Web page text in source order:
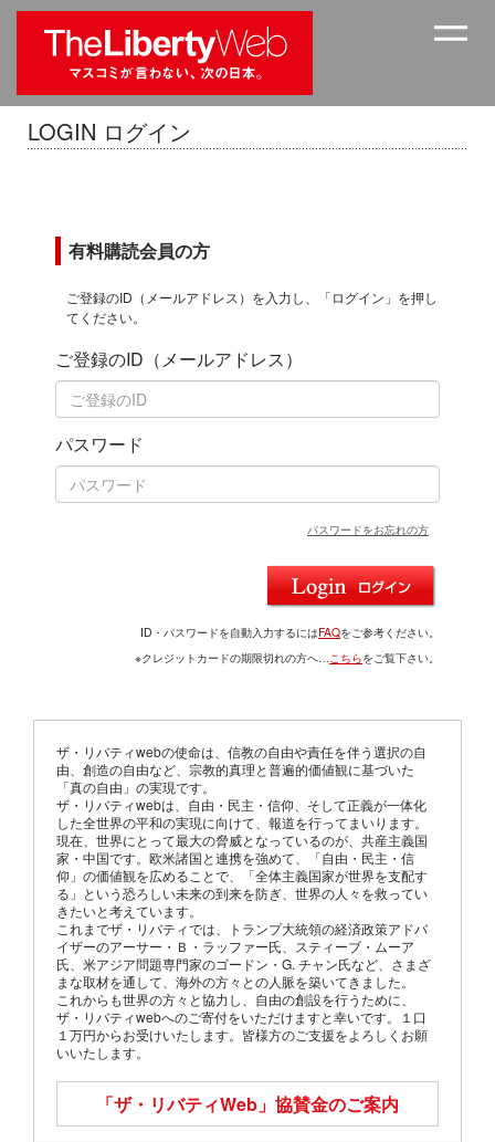
LOGIN ログイン
有料購読会員の方
ご登録のID（メールアドレス）を入力し、「ログイン」を押し
てください。
ご登録のID（メールアドレス）
パスワード
パスワードをお忘れの方
ID・パスワードを自動入力するにはFAQをご参考ください。
※クレジットカードの期限切れの方へ…こちらをご覧下さい。
ザ・リバティwebの使命は、信教の自由や責任を伴う選択の自
由、創造の自由など、宗教的真理と普遍的価値観に基づいた
「真の自由」の実現です。
ザ・リバティwebは、自由・民主・信仰、そして正義が一体化
した全世界の平和の実現に向けて、報道を行ってまいります。
現在、世界にとって最大の脅威となっているのが、共産主義国
家・中国です。欧米諸国と連携を強めて、「自由・民主・信
仰」の価値観を広めることで、「全体主義国家が世界を支配す
る」という恐ろしい未来の到来を防ぎ、世界の人々を救ってい
きたいと考えています。
これまでザ・リバティでは、トランプ大統領の経済政策アドバ
イザーのアーサー・Ｂ・ラッファー氏、スティーブ・ムーア
氏、米アジア問題専門家のゴードン・G. チャン氏など、さまざ
まな取材を通して、海外の方々との人脈を築いてきました。
これからも世界の方々と協力し、自由の創設を行うために、
ザ・リバティwebへのご寄付をいただけますと幸いです。１口
１万円からお受けいたします。皆様方のご支援をよろしくお願
いいたします。
「ザ・リバティWeb」 協賛金のご案内